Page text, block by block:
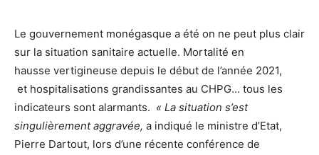
Le gouvernement monégasque a été on ne peut plus clair
sur la situation sanitaire actuelle. Mortalité en
hausse vertigineuse depuis le début de l’année 2021,
et hospitalisations grandissantes au CHPG… tous les
indicateurs sont alarmants. « La situation s’est
singulièrement aggravée, a indiqué le ministre d’Etat,
Pierre Dartout, lors d’une récente conférence de